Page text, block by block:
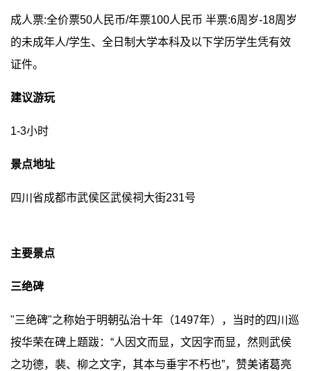
成人票:全价票50人民币/年票100人民币 半票:6周岁-18周岁
的未成年人/学生、全日制大学本科及以下学历学生凭有效
证件。
建议游玩
1-3小时
景点地址
四川省成都市武侯区武侯祠大街231号
主要景点
三绝碑
"三绝碑"之称始于明朝弘治十年（1497年），当时的四川巡
按华荣在碑上题跋：“人因文而显，文因字而显，然则武侯
之功德，裴、柳之文字，其本与垂宇不朽也”，赞美诸葛亮